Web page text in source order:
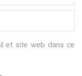
et site web dans ce